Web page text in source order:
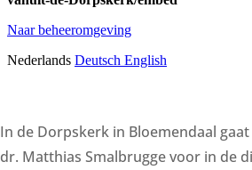
In de Dorpskerk in Bloemendaal
dr. Matthias Smalbrugge voor in de